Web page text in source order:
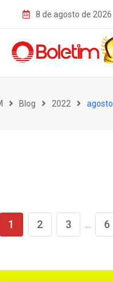
8 de agosto de 2026
Blog 2022 agosto
1 2 3 ... 6